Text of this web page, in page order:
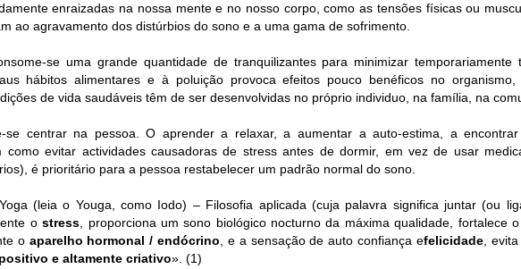
enraizadas na nossa mente e no nosso corpo, como as tensões físicas ou
ao agravamento dos distúrbios do sono e a uma gama de sofrimento.
se uma grande quantidade de tranquilizantes para minimizar
hábitos alimentares e à poluição provoca efeitos pouco benéficos no organismo,
de vida saudáveis têm de ser desenvolvidas no próprio individuo, na família, na
se centrar na pessoa. O aprender a relaxar, a aumentar a auto-estima, a
como evitar actividades causadoras de stress antes de dormir, em vez de usar
é prioritário para a pessoa restabelecer um padrão normal do sono.
(leia o Youga, como Iodo) – Filosofia aplicada (cuja palavra significa juntar (ou
ostress , proporciona um sono biológico nocturno da máxima qualidade, fortalece
o aparelho hormonal / endócrino , e a sensação de auto confiança efelicidade,
e altamente criativo». (1)